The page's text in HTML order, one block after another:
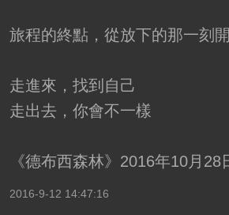
旅程的終點，從放下的那一刻開
走進來，找到自己
走出去，你會不一樣
《德布西森林》2016年10月28
2016-9-12 14:47:16